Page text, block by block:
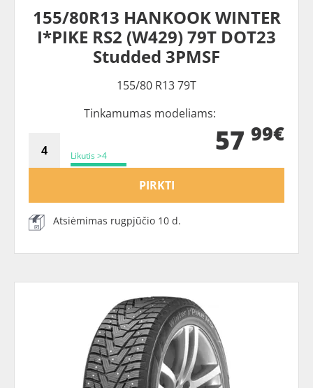
155/80R13 HANKOOK WINTER
I*PIKE RS2 (W429) 79T DOT23
Studded 3PMSF
155/80 R13 79T
Tinkamumas modeliams:
Likutis >4 57 99€
PIRKTI
Atsiėmimas rugpjūčio 10 d.